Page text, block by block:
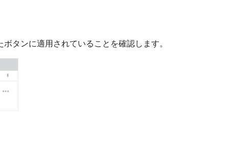
タンに適用されていることを確認します。